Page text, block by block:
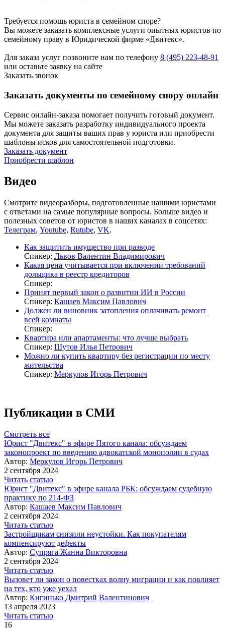
Требуется помощь юриста в семейном споре?
Вы можете заказать комплексные услуги опытных юристов по
семейному праву в Юридической фирме «Двитекс».
Для заказа услуг позвоните нам по телефону 8 (495) 223-48-91
или оставьте заявку на сайте
Заказать звонок
Заказать документы по семейному спору онлайн
Сервис онлайн-заказа помогает получить готовый документ.
Мы можете заказать разработку индивидуального проекта
документа для защиты ваших прав у юриста или приобрести
шаблоны исков для самостоятельной подготовки.
Заказать документ
Приобрести шаблон
Видео
Смотрите видеоразборы, подготовленные нашими юристами
с ответами на самые популярные вопросы. Больше видео и
полезных советов от юристов в наших каналах в соцсетях:
Телеграм, Youtube, Rutube, VK.
Как защитить имущество при разводе
Спикер: Львов Валентин Владимирович
Какая цена учитывается при включении требований
дольщика в реестр кредиторов
Спикер:
Принят первый закон о развитии ИИ в России
Спикер: Кашаев Максим Павлович
Должен ли виновник затопления оплачивать ремонт
всей комнаты
Спикер:
Квартира или апартаменты: что лучше выбрать
Спикер: Шутов Илья Петрович
Можно ли купить квартиру без регистрации по месту
жительства
Спикер: Меркулов Игорь Петрович
Публикации в СМИ
Смотреть все
Юрист "Двитекс" в эфире Пятого канала: обсуждаем
законопроект по введению адвокатской монополии в судах
Автор: Меркулов Игорь Петрович
2 сентября 2024
Читать статью
Юрист "Двитекс" в эфире канала РБК: обсуждаем судебную
практику по 214-ФЗ
Автор: Кашаев Максим Павлович
2 сентября 2024
Читать статью
Застройщикам снизили неустойки. Как покупателям
компенсируют дефекты
Автор: Супряга Жанна Викторовна
2 сентября 2024
Читать статью
Вызовет ли закон о повестках волну миграции и как повлияет
на тех, кто уже уехал
Автор: Кигинько Дмитрий Валентинович
13 апреля 2023
Читать статью
16